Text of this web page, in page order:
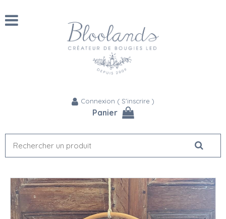
Connexion ( S'inscrire )
Panier